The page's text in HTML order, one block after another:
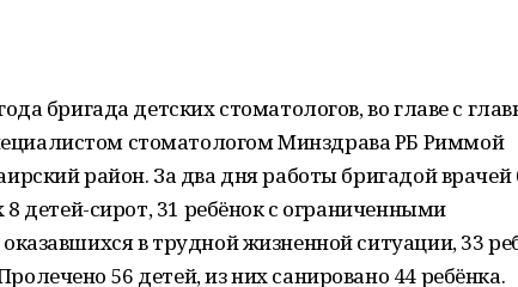
бригада детских стоматологов, во главе с
стоматологом Минздрава РБ Риммой
район. За два дня работы бригадой
8 детей-сирот, 31 ребёнок с ограниченными
в трудной жизненной ситуации, 33
56 детей, из них санировано 44 ребёнка.